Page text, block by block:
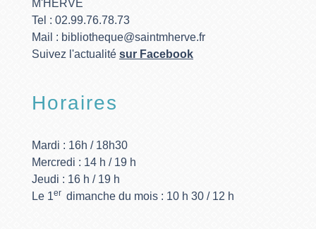
M'HERVÉ
Tel : 02.99.76.78.73
Mail : bibliotheque@saintmherve.fr
Suivez l'actualité sur Facebook
Horaires
Mardi : 16h / 18h30
Mercredi : 14 h / 19 h
Jeudi : 16 h / 19 h
Le 1er dimanche du mois : 10 h 30 / 12 h